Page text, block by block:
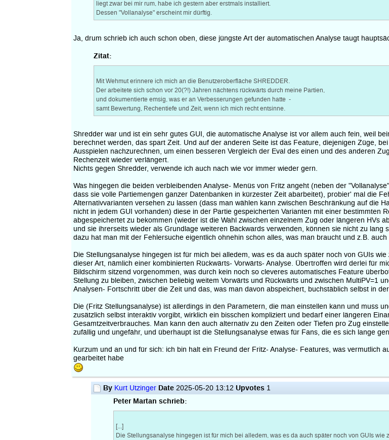
liegt zwar bei mir rum, habe ich gestern aber erstmals installiert.
Dessen "Vollanalyse" erscheint mir dürftig.
Ja, drum schrieb ich auch schon oben, diese jüngste Art der automatischen Analyse taugt
Zitat:
Mit Wehmut erinnere ich mich an die Benutzeroberfläche SHREDDER.
Der arbeitete sich schon vor 20(?!) Jahren nächtens rückwärts durch meine Partien,
und dokumentierte emsig, was er an Verbesserungen gefunden hatte -
samt Bewertung, Rechentiefe und Zeit, wenn ich mich recht entsinne.
Shredder war und ist ein sehr gutes GUI, die automatische Analyse ist vor allem auch fein, weil
berechnet werden, das spart Zeit. Und auf der anderen Seite ist das Feature, diejenigen Züge,
Ausspielen nachzurechnen, um einen besseren Vergleich der Eval des einen und des anderen
Rechenzeit wieder verlängert.
Nichts gegen Shredder, verwende ich auch nach wie vor immer wieder gern.
Was hingegen die beiden verbleibenden Analyse- Menüs von Fritz angeht (neben der
dass sie volle Partiemengen ganzer Datenbanken in kürzester Zeit abarbeitet), probier' mal die
Alternativvarianten versehen zu lassen (dass man wählen kann zwischen Beschränkung auf die
nicht in jedem GUI vorhanden) diese in der Partie gespeicherten Varianten mit einer
abgespeichertet zu bekommen (wieder ist die Wahl zwischen einzelnem Zug oder längeren HVs
und sie ihrerseits wieder als Grundlage weiteren Backwards verwenden, können sie nicht zu
dazu hat man mit der Fehlersuche eigentlich ohnehin schon alles, was man braucht und z.B.
Die Stellungsanalyse hingegen ist für mich bei alledem, was es da auch später noch von GUIs
dieser Art, nämlich einer kombinierten Rückwärts- Vorwärts- Analyse. Übertroffen wird derlei für
Bildschirm sitzend vorgenommen, was durch kein noch so cleveres automatisches Feature
Stellung zu bleiben, zwischen beliebig weitem Vorwärts und Rückwärts und zwischen MultiPV=1
Analysen- Fortschritt über die Zeit und das, was man davon abspeichert, buchstäblich selbst in
Die (Fritz Stellungsanalyse) ist allerdings in den Parametern, die man einstellen kann und muss
zusätzlich selbst interaktiv vorgibt, wirklich ein bisschen kompliziert und bedarf einer längeren
Gesamtzeitverbrauches. Man kann den auch alternativ zu den Zeiten oder Tiefen pro Zug
zufällig und ungefähr, und überhaupt ist die Stellungsanalyse etwas für Fans, die es sich lange
Kurzum und an und für sich: ich bin halt ein Freund der Fritz- Analyse- Features, was vermutlich
gearbeitet habe
By Kurt Utzinger Date2025-05-20 13:12 Upvotes1
Peter Martan schrieb:
[...]
Die Stellungsanalyse hingegen ist für mich bei alledem, was es da auch später noch von GUIs